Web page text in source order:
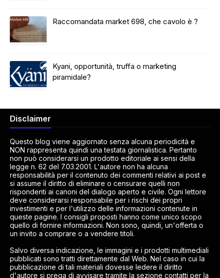
Raccomandata market 698, che cavolo è ?
Kyani, opportunità, truffa o marketing
piramidale?
Disclaimer
Questo blog viene aggiornato senza alcuna periodicità e
NON rappresenta quindi una testata giornalistica. Pertanto
non può considerarsi un prodotto editoriale ai sensi della
legge n. 62 del 7.03.2001. L'autore non ha alcuna
responsabilità per il contenuto dei commenti relativi ai post e
si assume il diritto di eliminare o censurare quelli non
rispondenti ai canoni del dialogo aperto e civile. Ogni lettore
deve considerarsi responsabile per i rischi dei propri
investimenti e per l'utilizzo delle informazioni contenute in
queste pagine. I consigli proposti hanno come unico scopo
quello di fornire informazioni. Non sono, quindi, un'offerta o
un invito a comprare o a vendere titoli.
Salvo diversa indicazione, le immagini e i prodotti multimediali
pubblicati sono tratti direttamente dal Web. Nel caso in cui la
pubblicazione di tali materiali dovesse ledere il diritto
d'autore si prega di avvisare tramite la sezione contatti per la